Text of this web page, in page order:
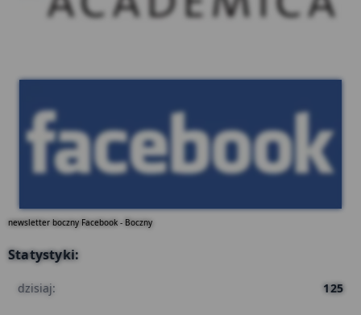
newsletter boczny Facebook - Boczny
Statystyki:
dzisiaj: 125